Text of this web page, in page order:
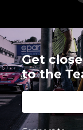
Get
to the